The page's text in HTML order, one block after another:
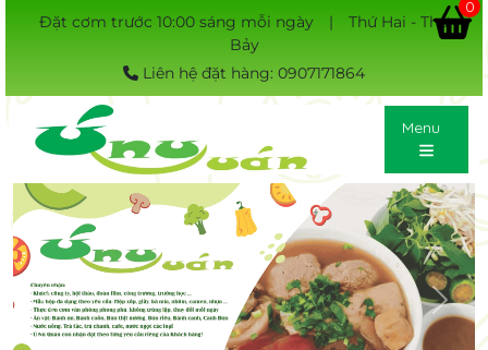
Đặt cơm trước 10:00 sáng mỗi ngày |
Thứ Hai - Thứ
Bảy
Liên hệ đặt hàng: 0907171864
Menu
0
Previous Next